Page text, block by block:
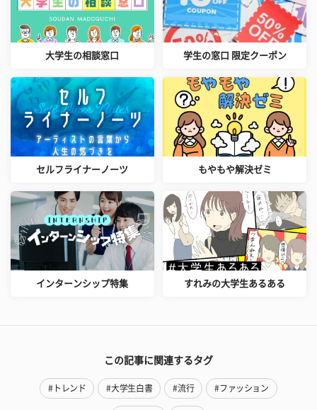
大学生の相談窓口 学生の窓口 限定クーポン
セルフライナーノーツ もやもや解決ゼミ
インターンシップ特集 すれみの大学生あるある
この記事に関連するタグ
#トレンド #大学生白書 #流行 #ファッション